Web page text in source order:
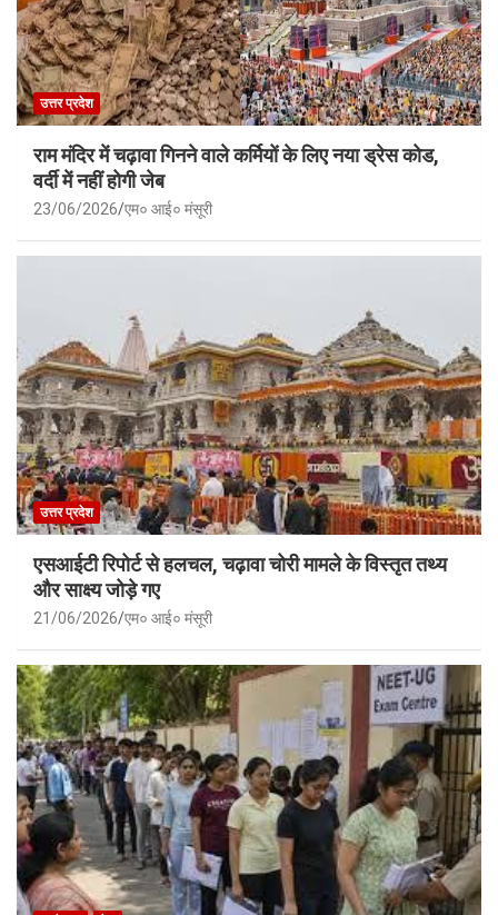
उत्तर प्रदेश
राम मंदिर में चढ़ावा गिनने वाले कर्मियों के लिए नया ड्रेस कोड,
वर्दी में नहीं होगी जेब
23/06/2026 एम० आई० मंसूरी
उत्तर प्रदेश
एसआईटी रिपोर्ट से हलचल, चढ़ावा चोरी मामले के विस्तृत तथ्य
और साक्ष्य जोड़े गए
21/06/2026 एम० आई० मंसूरी